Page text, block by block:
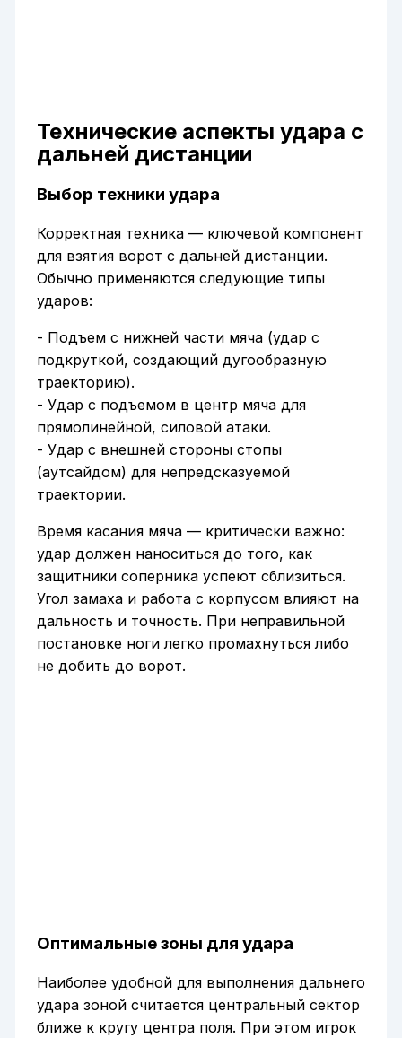
Технические аспекты удара с
дальней дистанции
Выбор техники удара
Корректная техника — ключевой компонент
для взятия ворот с дальней дистанции.
Обычно применяются следующие типы
ударов:
- Подъем с нижней части мяча (удар с
подкруткой, создающий дугообразную
траекторию).
- Удар с подъемом в центр мяча для
прямолинейной, силовой атаки.
- Удар с внешней стороны стопы
(аутсайдом) для непредсказуемой
траектории.
Время касания мяча — критически важно:
удар должен наноситься до того, как
защитники соперника успеют сблизиться.
Угол замаха и работа с корпусом влияют на
дальность и точность. При неправильной
постановке ноги легко промахнуться либо
не добить до ворот.
Оптимальные зоны для удара
Наиболее удобной для выполнения дальнего
удара зоной считается центральный сектор
ближе к кругу центра поля. При этом игрок